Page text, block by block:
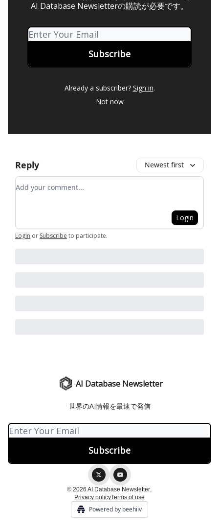
AI Database Newsletterの購読が必要です。
Already a subscriber? Sign in.
Not now
Reply Newest first
Add your comment
Login
Login or Subscribe to participate.
AI Database Newsletter
世界のAI情報を最速で発信
© 2026 AI Database Newsletter..
Privacy policyTerms of use
Powered by beehiiv